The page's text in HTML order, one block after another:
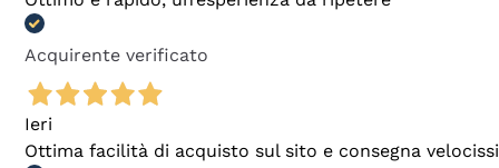
Acquirente verificato
Ieri
Ottima facilità di acquisto sul sito e consegna